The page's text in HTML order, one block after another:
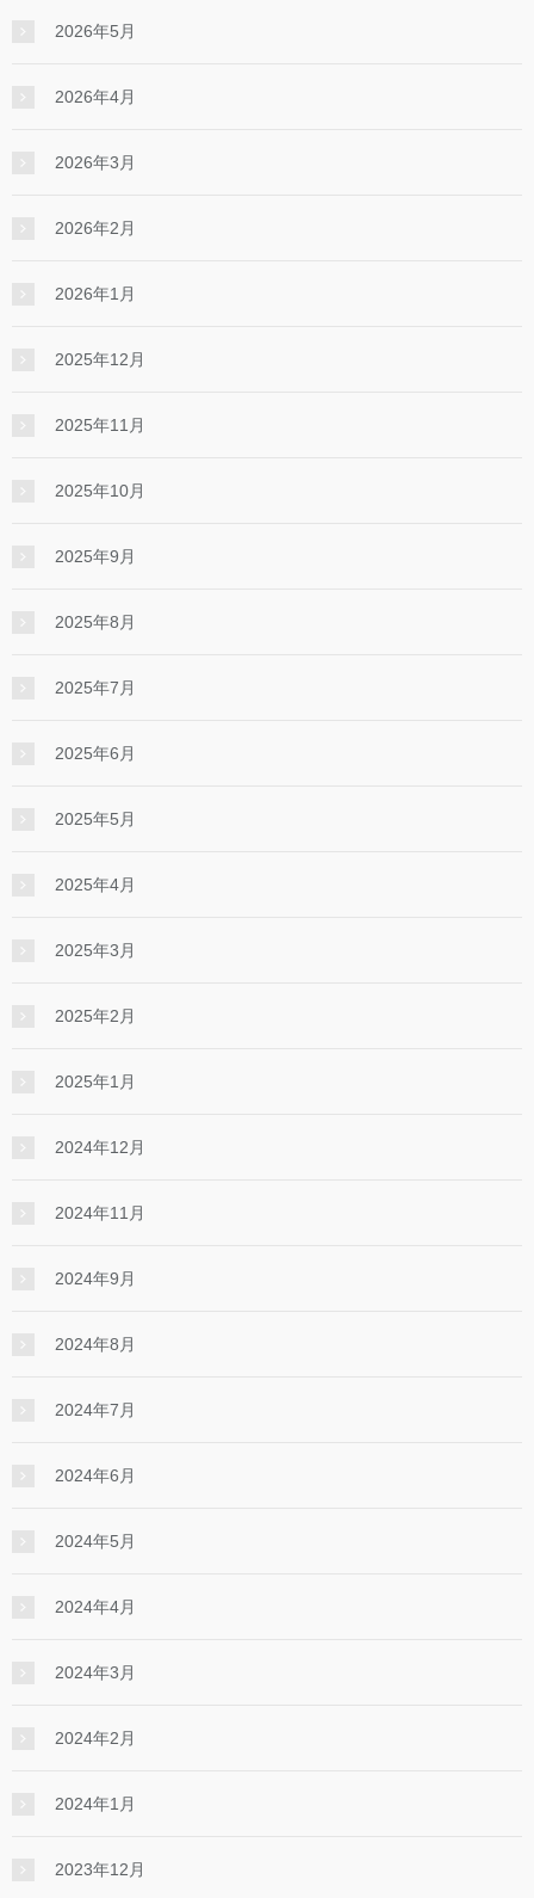
2026年5月
2026年4月
2026年3月
2026年2月
2026年1月
2025年12月
2025年11月
2025年10月
2025年9月
2025年8月
2025年7月
2025年6月
2025年5月
2025年4月
2025年3月
2025年2月
2025年1月
2024年12月
2024年11月
2024年9月
2024年8月
2024年7月
2024年6月
2024年5月
2024年4月
2024年3月
2024年2月
2024年1月
2023年12月